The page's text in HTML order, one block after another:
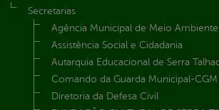
Secretarias
Agência Municipal de Meio
Assistência Social e Cidadania
Autarquia Educacional de Serra
Comando da Guarda Municipal-CGM
Diretoria da Defesa Civil